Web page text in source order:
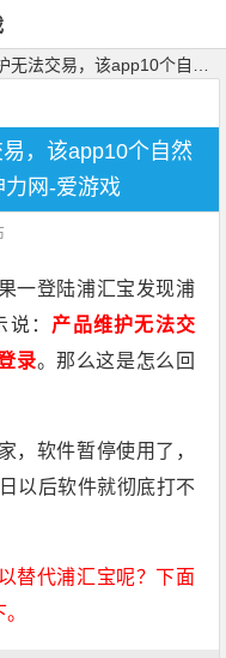
该app10个自然日后将无法登录。
，该app10个自然
力网-爱游戏
一登陆浦汇宝发现浦
： 产品维护无法交
录。那么这是怎么回
，软件暂停使用了，
以后软件就彻底打不
替代浦汇宝呢？下面